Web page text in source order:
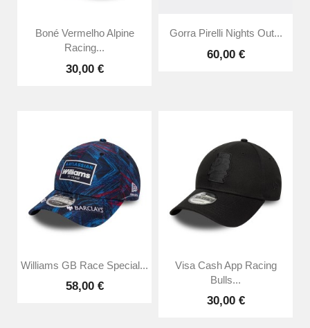
Boné Vermelho Alpine
Racing...
30,00 €
Gorra Pirelli Nights Out...
60,00 €
Williams GB Race Special...
58,00 €
Visa Cash App Racing
Bulls...
30,00 €